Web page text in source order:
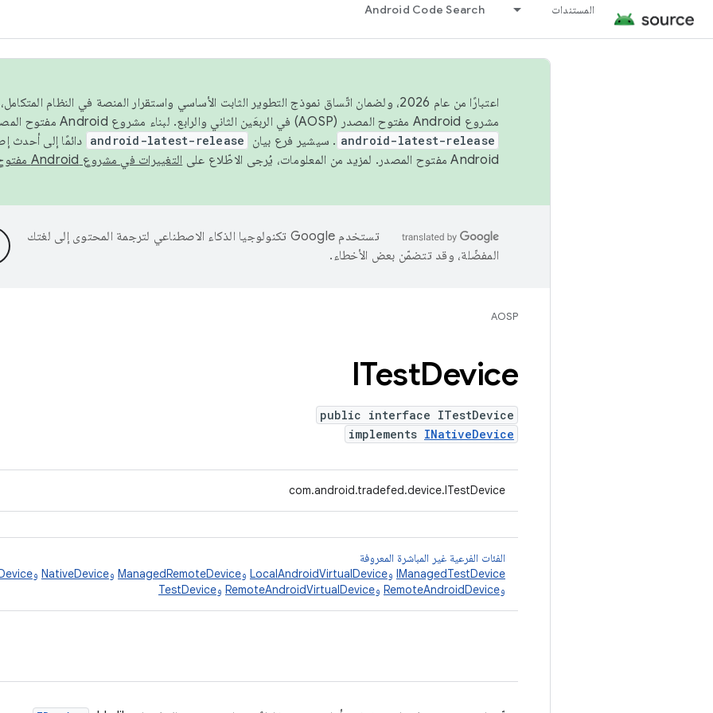
المستندات Android Code Search
اعتبارًا من عام 2026، ولضمان اتّساق نموذج التطوير الثابت الأساسي واستقرار المنصة في النظام
مشروع Android مفتوح المصدر (AOSP) في الربعَين الثاني والرابع. لبناء مشروع Android مفتوح المصدر والمساهمة فيه، استخدِم
android-latest-release . سيشير فرع بيان android-latest-release دائمًا إلى أحدث
Android مفتوح المصدر. لمزيد من المعلومات، يُرجى الاطّلاع على
التغييرات في مشروع Android مفتوح المصدر
تستخدم Google تكنولوجيا الذكاء الاصطناعي لترجمة المحتوى إلى لغتك
المفضّلة، وقد تتضمّن بعض الأخطاء.
AOSP
ITestDevice
public interface ITestDevice
implements INativeDevice
com.android.tradefed.device.ITestDevice
الفئات الفرعية غير المباشرة المعروفة
IManagedTestDevice وLocalAndroidVirtualDevice وManagedRemoteDevice وNativeDevice و
وRemoteAndroidDevice وRemoteAndroidVirtualDevice وTestDevice